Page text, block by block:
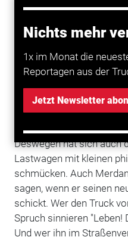
Nichts mehr
1x im Monat die
Reportagen aus der
Jetzt Newsletter
Trucktreffen, auf denen
seinen neuesten Werken
Industriegesponserter
hier noch unbekannt. So
Individualisten
am europäischen
Deswegen hat sich auch
Lastwagen mit kleinen
schmücken. Auch
sagen, wenn er seinen
schickt. Wer den Truck
Spruch sinnieren "Leben!
Und wer ihn im